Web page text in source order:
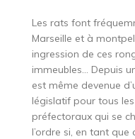
Les rats font
Marseille et à
ingression de ces
immeubles… Depuis
est même devenue
législatif pour tous
préfectoraux qui se
l’ordre si, en tant que